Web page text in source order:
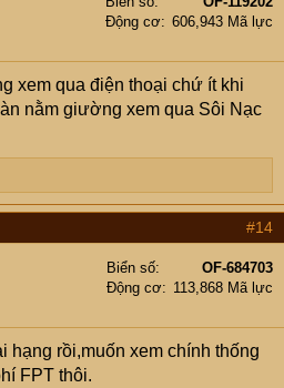
Động cơ
606,943 Mã lực
xem qua điện thoại chứ ít khi
nằm giường xem qua Sôi Nạc
#14
Biển số
OF-684703
Động cơ
113,868 Mã lực
hạng rồi,muốn xem chính thống
FPT thôi.